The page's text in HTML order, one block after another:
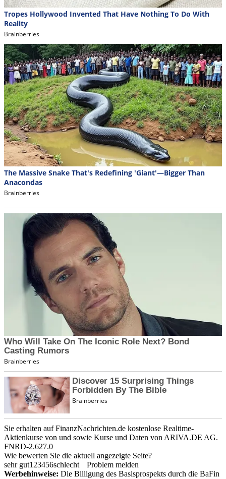
Sie erhalten auf FinanzNachrichten.de kostenlose Realtime-
Aktienkurse von und sowie Kurse und Daten von ARIVA.DE AG.
FNRD-2.627.0
Wie bewerten Sie die aktuell angezeigte Seite?
sehr gut1 23456schlecht
Problem melden
Werbehinweise: Die Billigung des Basisprospekts durch die BaFin